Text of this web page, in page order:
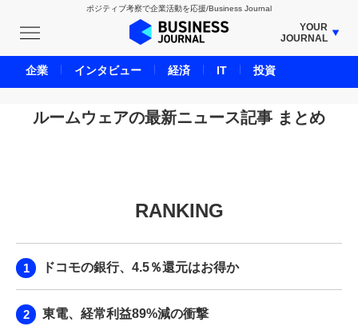
ポジティブ考察で企業活動を応援/Business Journal
YOUR
JOURNAL
BUSINESS JOURNAL
UNICORN JOURNAL
CARBON CREDITS JOURNAL
LIFE ENDING JOURNAL
BPaaS JOURNAL
ルームウェアの最新ニュース記事 まとめ
RANKING
ドコモの銀行、4.5％還元はお得か
東電、経常利益89%減の衝撃
企業 インタビュー 経済 IT 投資